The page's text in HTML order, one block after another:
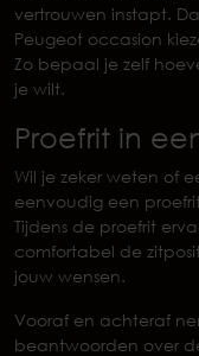
vertrouwen instapt.
Peugeot occasion
Zo bepaal je zelf
je wilt.
Proefrit in
Wil je zeker weten of
eenvoudig een
Tijdens de proefrit
comfortabel de
jouw wensen.
Vooraf en achteraf
beantwoorden over